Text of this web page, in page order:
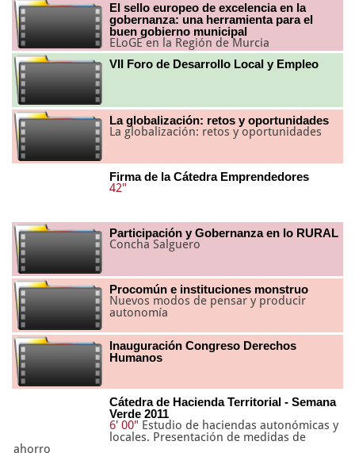
El sello europeo de excelencia en la
gobernanza: una herramienta para el
buen gobierno municipal
ELoGE en la Región de Murcia
VII Foro de Desarrollo Local y Empleo
La globalización: retos y oportunidades
La globalización: retos y oportunidades
Firma de la Cátedra Emprendedores
42"
Participación y Gobernanza en lo RURAL
Concha Salguero
Procomún e instituciones monstruo
Nuevos modos de pensar y producir
autonomía
Inauguración Congreso Derechos
Humanos
Cátedra de Hacienda Territorial - Semana
Verde 2011
6' 00" Estudio de haciendas autonómicas y
locales. Presentación de medidas de
ahorro